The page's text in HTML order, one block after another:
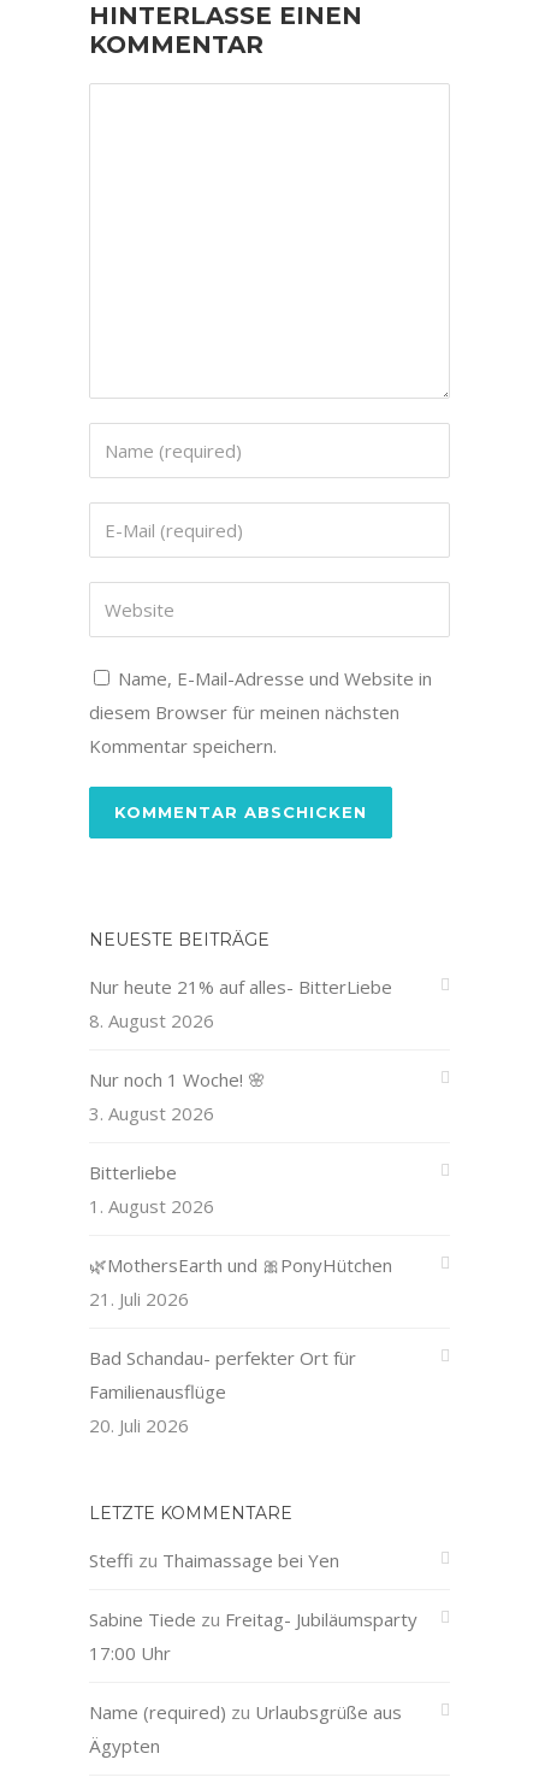
HINTERLASSE EINEN
KOMMENTAR
Name, E-Mail-Adresse und Website in
diesem Browser für meinen nächsten
Kommentar speichern.
NEUESTE BEITRÄGE
Nur heute 21% auf alles- BitterLiebe
8. August 2026
Nur noch 1 Woche! 🌸
3. August 2026
Bitterliebe
1. August 2026
🌿MothersEarth und 🎀PonyHütchen
21. Juli 2026
Bad Schandau- perfekter Ort für
Familienausflüge
20. Juli 2026
LETZTE KOMMENTARE
Steffi zu Thaimassage bei Yen
Sabine Tiede zu Freitag- Jubiläumsparty
17:00 Uhr
Name (required) zu Urlaubsgrüße aus
Ägypten